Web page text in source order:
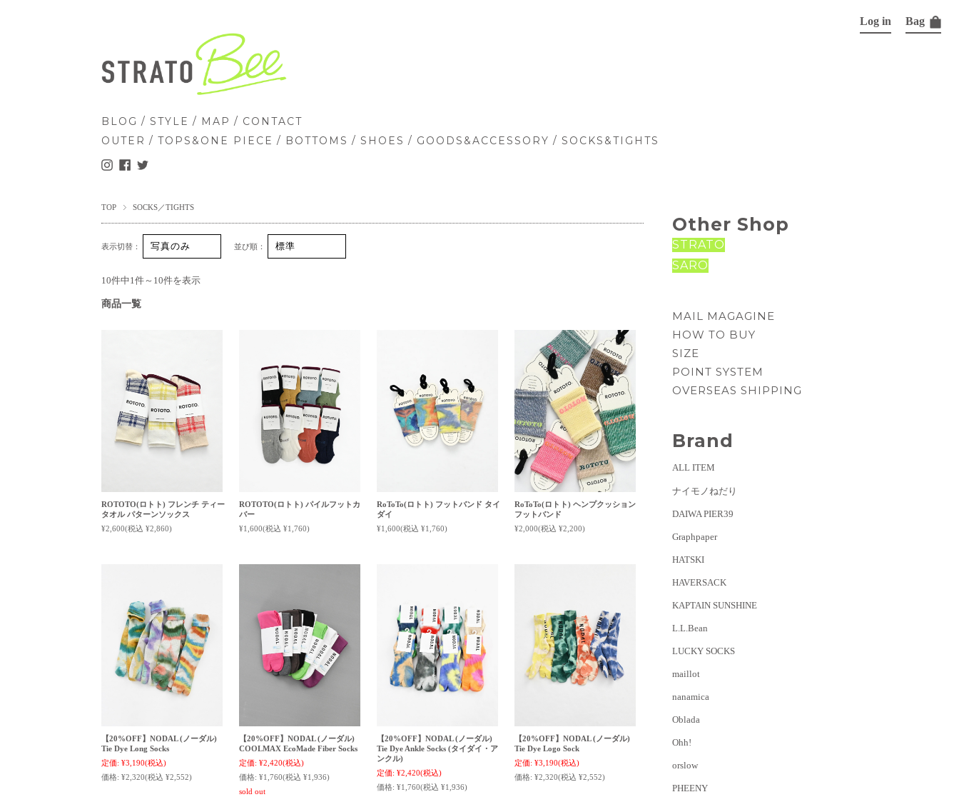
BLOG / STYLE / MAP / CONTACT
OUTER / TOPS&ONE PIECE / BOTTOMS / SHOES / GOODS&ACCESSORY / SOCKS&TIGHTS
Log in Bag
TOP SOCKS／TIGHTS
表示切替： 並び順：
10件中1件～10件を表示
商品一覧
ROTOTO(ロトト) フレンチ ティー
タオル パターンソックス
¥2,600(税込 ¥2,860)
ROTOTO(ロトト) パイルフットカ
バー
¥1,600(税込 ¥1,760)
RoToTo(ロトト) フットバンド タイ
ダイ
¥1,600(税込 ¥1,760)
RoToTo(ロトト) ヘンプクッション
フットバンド
¥2,000(税込 ¥2,200)
【20%OFF】NODAL (ノーダル)
Tie Dye Long Socks
定価: ¥3,190(税込)
価格: ¥2,320(税込 ¥2,552)
【20%OFF】NODAL (ノーダル)
COOLMAX EcoMade Fiber Socks
定価: ¥2,420(税込)
価格: ¥1,760(税込 ¥1,936)
sold out
【20%OFF】NODAL (ノーダル)
Tie Dye Ankle Socks (タイダイ・ア
ンクル)
定価: ¥2,420(税込)
価格: ¥1,760(税込 ¥1,936)
【20%OFF】NODAL (ノーダル)
Tie Dye Logo Sock
定価: ¥3,190(税込)
価格: ¥2,320(税込 ¥2,552)
Other Shop
STRATO
SARO
MAIL MAGAGINE
HOW TO BUY
SIZE
POINT SYSTEM
OVERSEAS SHIPPING
Brand
ALL ITEM
ナイモノねだり
DAIWA PIER39
Graphpaper
HATSKI
HAVERSACK
KAPTAIN SUNSHINE
L.L.Bean
LUCKY SOCKS
maillot
nanamica
Oblada
Ohh!
orslow
PHEENY